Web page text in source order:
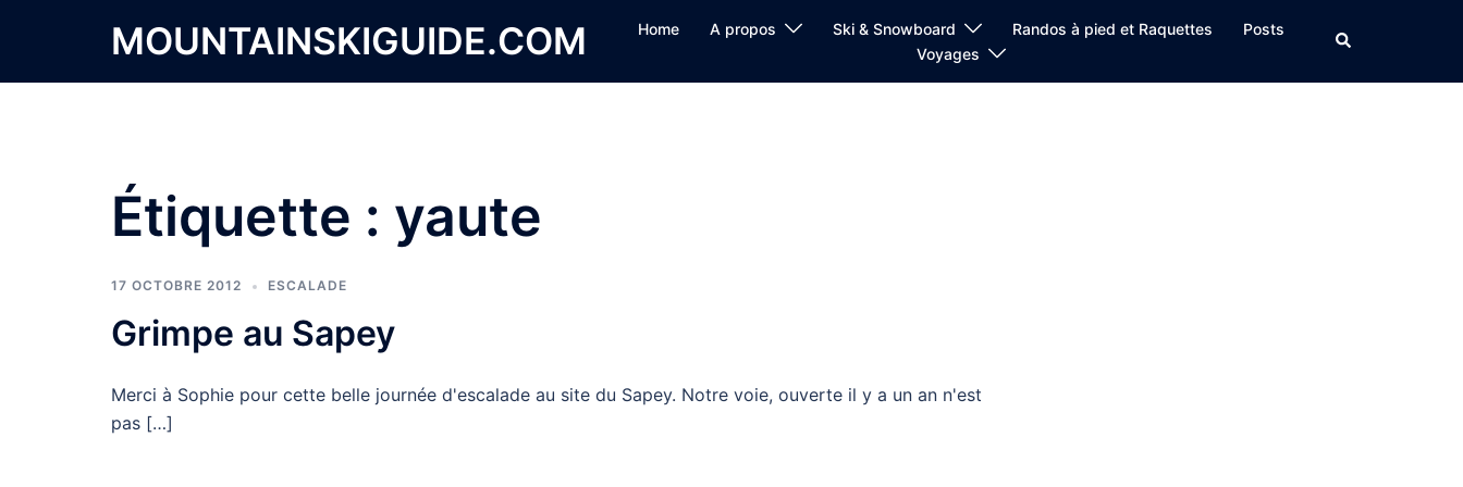
contenu
MOUNTAINSKIGUIDE.COM Home A propos Ski & Snowboard Randos à pied et Raquettes
Posts
Voyages
Rechercher
Étiquette : yaute
17 OCTOBRE 2012 ESCALADE
Grimpe au Sapey
Merci à Sophie pour cette belle journée d'escalade au site du Sapey. Notre voie, ouverte il y a un an n'est
pas […]